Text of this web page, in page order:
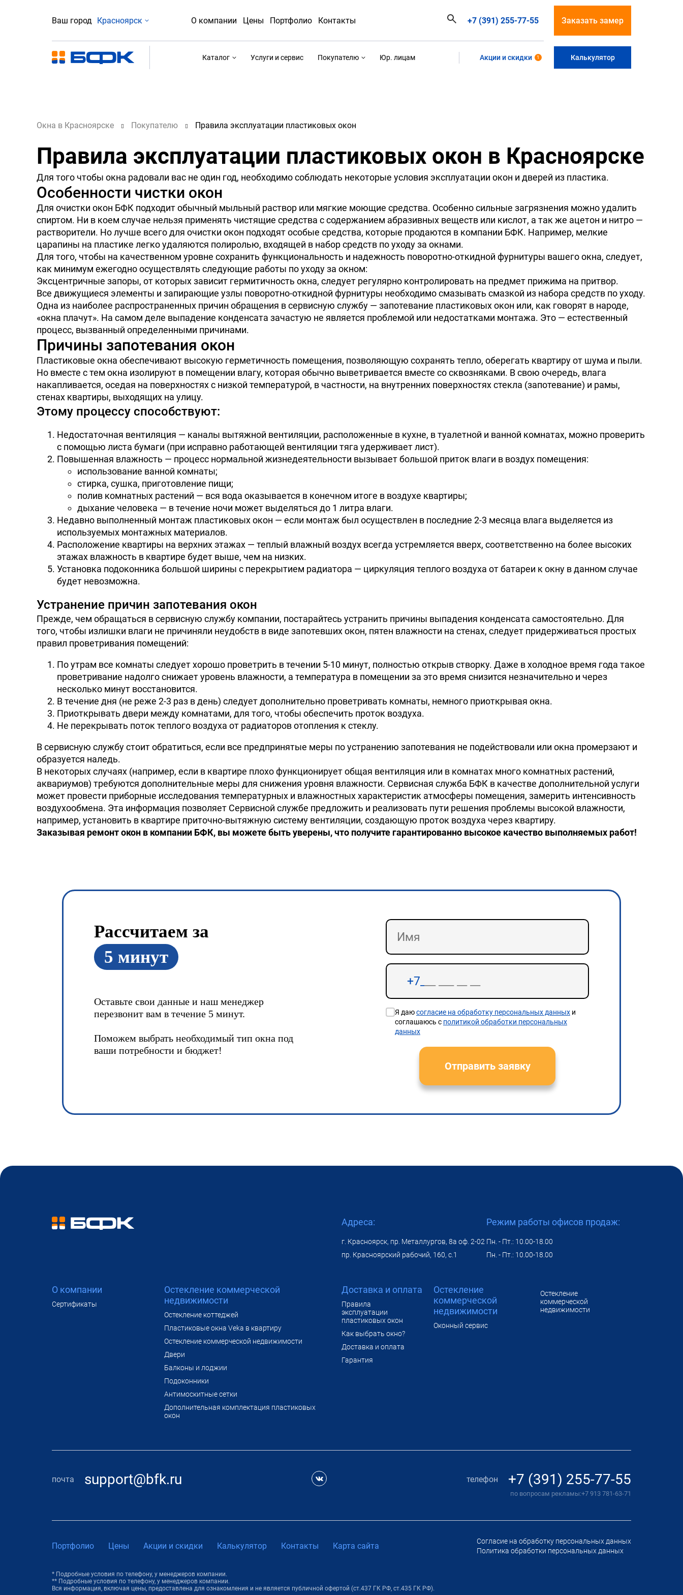
Ваш город Красноярск О компании Цены Портфолио Контакты +7 (391) 255-77-55 Заказать замер
Каталог Услуги и сервис Покупателю Юр. лицам Акции и скидки 1 Калькулятор
Окна в Красноярске Покупателю Правила эксплуатации пластиковых окон
Правила эксплуатации пластиковых окон в Красноярске
Для того чтобы окна радовали вас не один год, необходимо соблюдать некоторые условия эксплуатации окон и дверей из пластика.
Особенности чистки окон
Для очистки окон БФК подходит обычный мыльный раствор или мягкие моющие средства. Особенно сильные загрязнения можно удалить
спиртом. Ни в коем случае нельзя применять чистящие средства с содержанием абразивных веществ или кислот, а так же ацетон и нитро —
растворители. Но лучше всего для очистки окон подходят особые средства, которые продаются в компании БФК. Например, мелкие
царапины на пластике легко удаляются полиролью, входящей в набор средств по уходу за окнами.
Для того, чтобы на качественном уровне сохранить функциональность и надежность поворотно-откидной фурнитуры вашего окна, следует,
как минимум ежегодно осуществлять следующие работы по уходу за окном:
Эксцентричные запоры, от которых зависит гермитичность окна, следует регулярно контролировать на предмет прижима на притвор.
Все движущиеся элементы и запирающие узлы поворотно-откидной фурнитуры необходимо смазывать смазкой из набора средств по уходу.
Одна из наиболее распространенных причин обращения в сервисную службу — запотевание пластиковых окон или, как говорят в народе,
«окна плачут». На самом деле выпадение конденсата зачастую не является проблемой или недостатками монтажа. Это — естественный
процесс, вызванный определенными причинами.
Причины запотевания окон
Пластиковые окна обеспечивают высокую герметичность помещения, позволяющую сохранять тепло, оберегать квартиру от шума и пыли.
Но вместе с тем окна изолируют в помещении влагу, которая обычно выветривается вместе со сквозняками. В свою очередь, влага
накапливается, оседая на поверхностях с низкой температурой, в частности, на внутренних поверхностях стекла (запотевание) и рамы,
стенах квартиры, выходящих на улицу.
Этому процессу способствуют:
Недостаточная вентиляция — каналы вытяжной вентиляции, расположенные в кухне, в туалетной и ванной комнатах, можно проверить
с помощью листа бумаги (при исправно работающей вентиляции тяга удерживает лист).
Повышенная влажность — процесс нормальной жизнедеятельности вызывает большой приток влаги в воздух помещения:
использование ванной комнаты;
стирка, сушка, приготовление пищи;
полив комнатных растений — вся вода оказывается в конечном итоге в воздухе квартиры;
дыхание человека — в течение ночи может выделяться до 1 литра влаги.
Недавно выполненный монтаж пластиковых окон — если монтаж был осуществлен в последние 2-3 месяца влага выделяется из
используемых монтажных материалов.
Расположение квартиры на верхних этажах — теплый влажный воздух всегда устремляется вверх, соответственно на более высоких
этажах влажность в квартире будет выше, чем на низких.
Установка подоконника большой ширины с перекрытием радиатора — циркуляция теплого воздуха от батареи к окну в данном случае
будет невозможна.
Устранение причин запотевания окон
Прежде, чем обращаться в сервисную службу компании, постарайтесь устранить причины выпадения конденсата самостоятельно. Для
того, чтобы излишки влаги не причиняли неудобств в виде запотевших окон, пятен влажности на стенах, следует придерживаться простых
правил проветривания помещений:
По утрам все комнаты следует хорошо проветрить в течении 5-10 минут, полностью открыв створку. Даже в холодное время года такое
проветривание надолго снижает уровень влажности, а температура в помещении за это время снизится незначительно и через
несколько минут восстановится.
В течение дня (не реже 2-3 раз в день) следует дополнительно проветривать комнаты, немного приоткрывая окна.
Приоткрывать двери между комнатами, для того, чтобы обеспечить проток воздуха.
Не перекрывать поток теплого воздуха от радиаторов отопления к стеклу.
В сервисную службу стоит обратиться, если все предпринятые меры по устранению запотевания не подействовали или окна промерзают и
образуется наледь.
В некоторых случаях (например, если в квартире плохо функционирует общая вентиляция или в комнатах много комнатных растений,
аквариумов) требуются дополнительные меры для снижения уровня влажности. Сервисная служба БФК в качестве дополнительной услуги
может провести приборные исследования температурных и влажностных характеристик атмосферы помещения, замерить интенсивность
воздухообмена. Эта информация позволяет Сервисной службе предложить и реализовать пути решения проблемы высокой влажности,
например, установить в квартире приточно-вытяжную систему вентиляции, создающую проток воздуха через квартиру.
Заказывая ремонт окон в компании БФК, вы можете быть уверены, что получите гарантированно высокое качество выполняемых работ!
Рассчитаем за
5 минут
Оставьте свои данные и наш менеджер
перезвонит вам в течение 5 минут.
Поможем выбрать необходимый тип окна под
ваши потребности и бюджет!
Я даюсогласие на обработку персональных данных и
соглашаюсь с политикой обработки персональных
данных
Отправить заявку
Адреса:
г. Красноярск, пр. Металлургов, 8а оф. 2-02
пр. Красноярский рабочий, 160, с.1
Режим работы офисов продаж:
Пн. - Пт.: 10.00-18.00
Пн. - Пт.: 10.00-18.00
О компании
Сертификаты
Остекление коммерческой
недвижимости
Остекление коттеджей
Пластиковые окна Veka в квартиру
Остекление коммерческой недвижимости
Двери
Балконы и лоджии
Подоконники
Антимоскитные сетки
Дополнительная комплектация пластиковых
окон
Доставка и оплата
Правила
эксплуатации
пластиковых окон
Как выбрать окно?
Доставка и оплата
Гарантия
Остекление
коммерческой
недвижимости
Оконный сервис
Остекление
коммерческой
недвижимости
почта support@bfk.ru телефон +7 (391) 255-77-55
по вопросам рекламы:+7 913 781-63-71
Портфолио Цены Акции и скидки Калькулятор Контакты Карта сайта
Согласие на обработку персональных данных
Политика обработки персональных данных
* Подробные условия по телефону, у менеджеров компании.
** Подробные условия по телефону, у менеджеров компании.
Вся информация, включая цены, предоставлена для ознакомления и не является публичной офертой (ст.437 ГК РФ, ст.435 ГК РФ).